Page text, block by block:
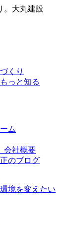
境を変えたい